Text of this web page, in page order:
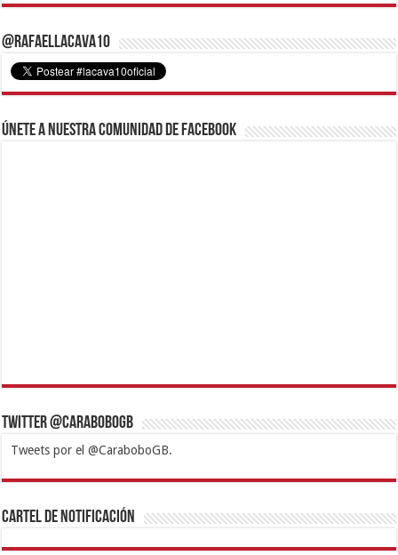
@RafaelLacava10
Únete a nuestra comunidad de Facebook
Twitter @CaraboboGB
Tweets por el @CaraboboGB.
1xbetBetturkeyBetistKralbetSupertotobetTipobetMatadorbetMariobet
https://mvbcasino.com/
Cartel de Notificación